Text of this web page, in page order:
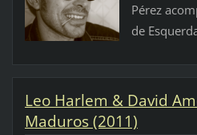
Pérez
de
Leo Harlem & David
Maduros (2011)